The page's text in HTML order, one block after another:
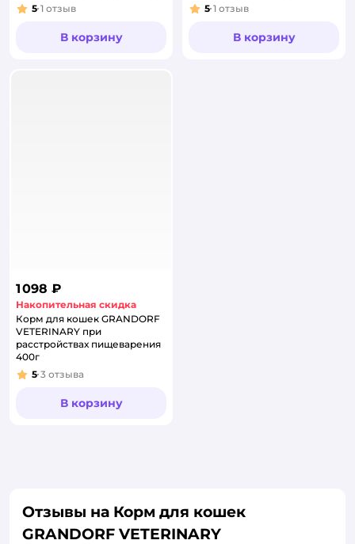
Рейтинг:
5 1 отзыв
В корзину
Рейтинг:
5 1 отзыв
В корзину
1 098 ₽
Накопительная скидка
Корм для кошек GRANDORF
VETERINARY при
расстройствах пищеварения
400г
Рейтинг:
5 3 отзыва
В корзину
Отзывы на Корм для кошек
GRANDORF VETERINARY